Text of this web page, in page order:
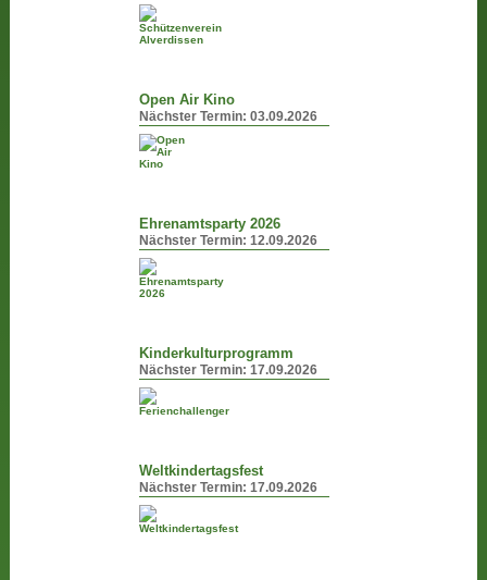
Open Air Kino
Nächster Termin:03.09.2026
Ehrenamtsparty 2026
Nächster Termin:12.09.2026
Kinderkulturprogramm
Nächster Termin:17.09.2026
Weltkindertagsfest
Nächster Termin:17.09.2026